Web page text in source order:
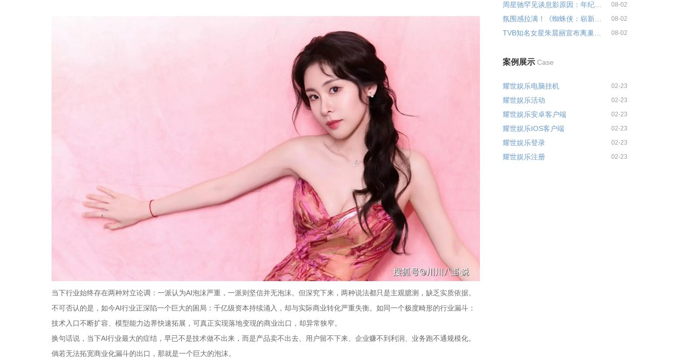
当下行业始终存在两种对立论调：一派认为AI泡沫严重，一派则坚信并无泡沫。但深究下来，两种说法都只是主观臆测，缺乏实质依据。
不可否认的是，如今AI行业正深陷一个巨大的困局：千亿级资本持续涌入，却与实际商业转化严重失衡。如同一个极度畸形的行业漏斗：
技术入口不断扩容、模型能力边界快速拓展，可真正实现落地变现的商业出口，却异常狭窄。
换句话说，当下AI行业最大的症结，早已不是技术做不出来，而是产品卖不出去、用户留不下来、企业赚不到利润、业务跑不通规模化。
倘若无法拓宽商业化漏斗的出口，那就是一个巨大的泡沫。
周星驰罕见谈息影原因：年纪大体... 08-02
氛围感拉满！《蜘蛛侠：崭新之日... 08-02
TVB知名女星朱晨丽宣布离巢，... 08-02
案例展示 Case
耀世娱乐电脑挂机 02-23
耀世娱乐活动 02-23
耀世娱乐安卓客户端 02-23
耀世娱乐IOS客户端 02-23
耀世娱乐登录 02-23
耀世娱乐注册 02-23